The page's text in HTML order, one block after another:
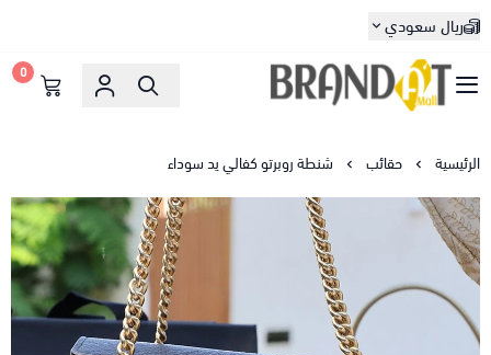
ريال سعودي
براندات مول
0
الرئيسية حقائب شنطة روبرتو كفالي يد سوداء